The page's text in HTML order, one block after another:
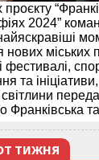
2024”
нових міських
фестивалі,
та
світлини
Франківська
ТИЖНЯ